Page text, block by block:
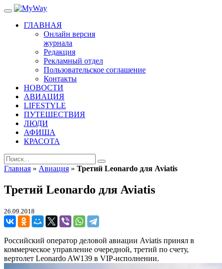
ГЛАВНАЯ
Онлайн версия
журнала
Редакция
Рекламный отдел
Пользовательское соглашение
Контакты
НОВОСТИ
АВИАЦИЯ
LIFESTYLE
ПУТЕШЕСТВИЯ
ЛЮДИ
АФИША
КРАСОТА
Главная » Авиация » Третий Leonardo для Aviatis
Третий Leonardo для Aviatis
26.09.2018
Российский оператор деловой авиации Aviatis принял в
коммерческое управление очередной, третий по счету,
вертолет Leonardo AW139 в VIP-исполнении.